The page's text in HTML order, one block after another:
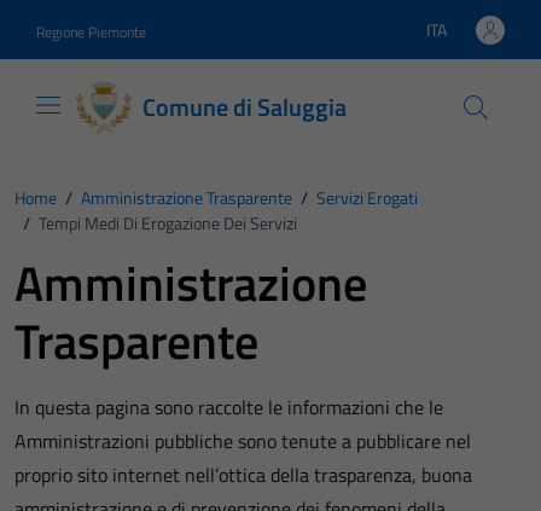
Regione Piemonte Lingua attiva:
ITA
Comune di Saluggia
Home / Amministrazione Trasparente / Servizi Erogati
/ Tempi Medi Di Erogazione Dei Servizi
Amministrazione
Trasparente
In questa pagina sono raccolte le informazioni che le
Amministrazioni pubbliche sono tenute a pubblicare nel
proprio sito internet nell’ottica della trasparenza, buona